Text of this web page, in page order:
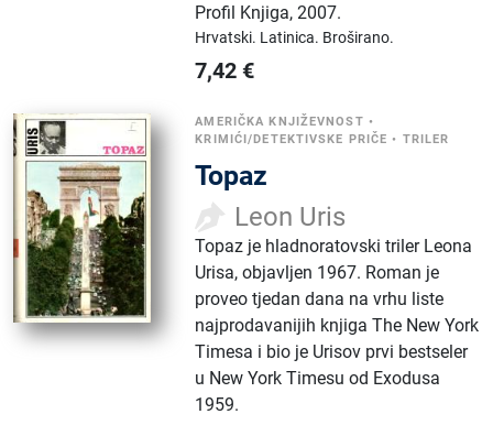
Profil Knjiga,2007.
Hrvatski. Latinica. Broširano.
7,42 €
AMERIČKA KNJIŽEVNOST •
KRIMIĆI/DETEKTIVSKE PRIČE • TRILER
Topaz
Leon Uris
Topaz je hladnoratovski triler Leona
Urisa, objavljen 1967. Roman je
proveo tjedan dana na vrhu liste
najprodavanijih knjiga The New York
Timesa i bio je Urisov prvi bestseler
u New York Timesu od Exodusa
1959.